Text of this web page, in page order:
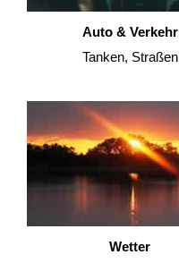
Auto & Verkehr
Tanken, Straßen
Wetter